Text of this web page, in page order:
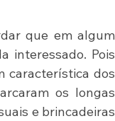
que em algum
interessado. Pois
característica dos
os longas
e brincadeiras